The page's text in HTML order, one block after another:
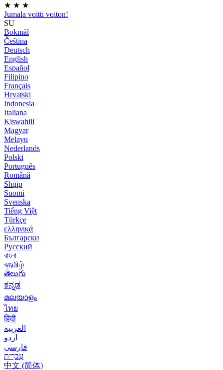
★ ★ ★
Jumala voitti voiton!
SU
Bokmål
Čeština
Deutsch
English
Español
Filipino
Français
Hrvatski
Indonesia
Italiana
Kiswahili
Magyar
Melayu
Nederlands
Polski
Português
Română
Shqip
Suomi
Svenska
Tiếng Việt
Türkçe
ελληνικά
Български
Русский
বাংলা
বதமிழ்
తెలుగు
ಕನ್ನಡ
മലയാളം
ไทย
हिंदी
العربية
اردو
فارسی
עִברִית
中文 (简体)